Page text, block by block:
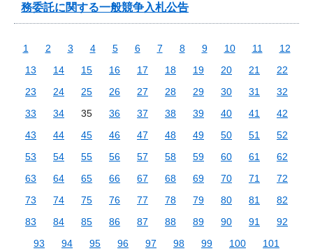
務委託に関する一般競争入札公告
1 2 3 4 5 6 7 8 9 10 11
12
13
14 15 16 17 18 19 20 21
22
23
24 25 26 27 28 29 30 31
32
33
34 35 36 37 38 39 40 41
42
43
44 45 46 47 48 49 50 51
52
53
54 55 56 57 58 59 60 61
62
63
64 65 66 67 68 69 70 71
72
73
74 75 76 77 78 79 80 81
82
83
84 85 86 87 88 89 90 91
92
93
94 95 96 97 98 99 100
101